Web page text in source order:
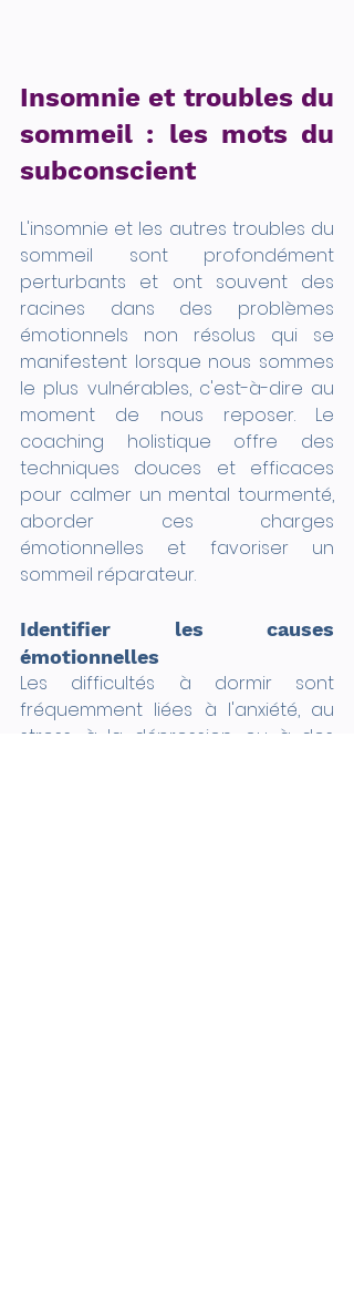
Insomnie et troubles du
sommeil : les mots du
subconscient
L'insomnie et les autres troubles du
sommeil sont profondément
perturbants et ont souvent des
racines dans des problèmes
émotionnels non résolus qui se
manifestent lorsque nous sommes
le plus vulnérables, c'est-à-dire au
moment de nous reposer. Le
coaching holistique offre des
techniques douces et efficaces
pour calmer un mental tourmenté,
aborder ces charges
émotionnelles et favoriser un
sommeil réparateur.
Identifier les causes
émotionnelles
Les difficultés à dormir sont
fréquemment liées à l'anxiété, au
stress, à la dépression, ou à des